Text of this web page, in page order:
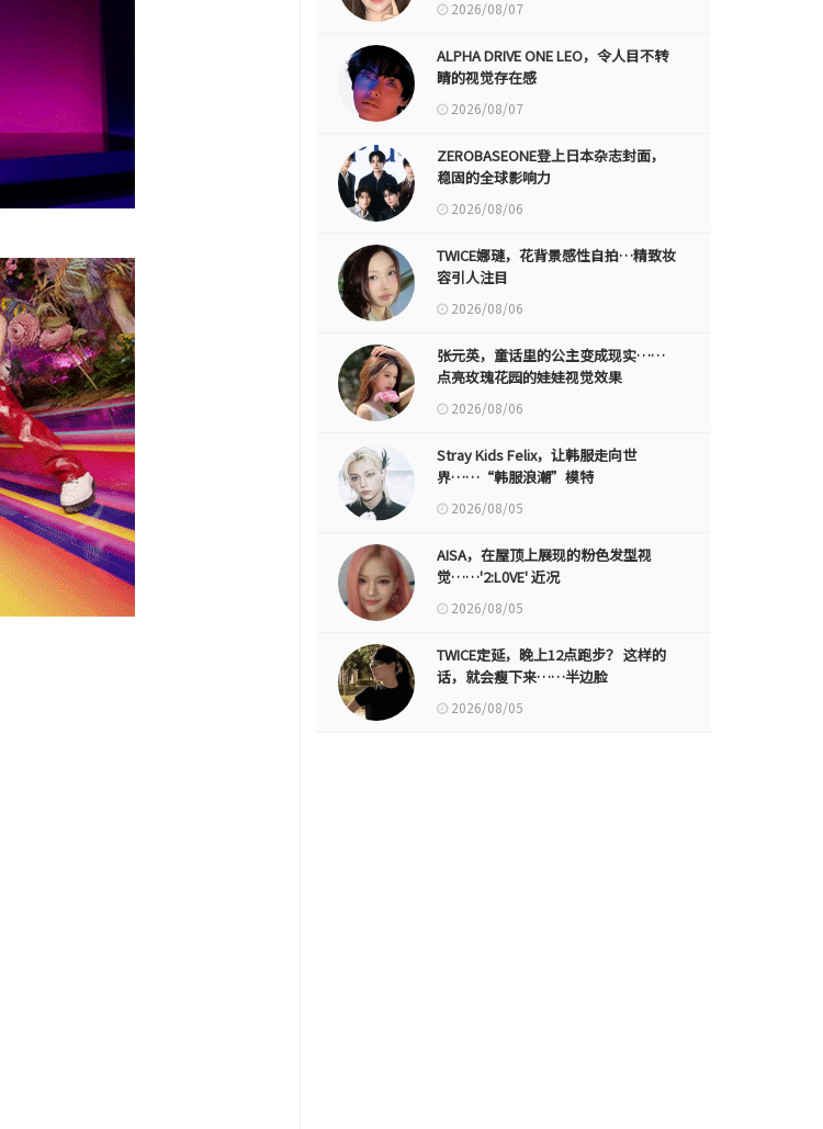
2026/08/07
ALPHA DRIVE ONE LEO，令人目不转
睛的视觉存在感
2026/08/07
ZEROBASEONE登上日本杂志封面，
稳固的全球影响力
2026/08/06
TWICE娜璉，花背景感性自拍…精致妆
容引人注目
2026/08/06
张元英，童话里的公主变成现实……
点亮玫瑰花园的娃娃视觉效果
2026/08/06
Stray Kids Felix，让韩服走向世
界……“韩服浪潮”模特
2026/08/05
AISA，在屋顶上展现的粉色发型视
觉……'2:L0VE' 近况
2026/08/05
TWICE定延，晚上12点跑步？ 这样的
话，就会瘦下来……半边脸
2026/08/05